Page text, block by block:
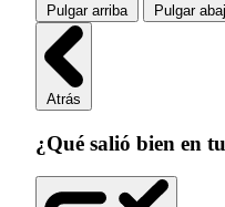
Pulgar arriba Pulgar
Atrás
¿Qué salió bien en